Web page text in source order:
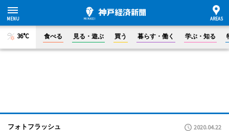
36°C 食べる 見る・遊ぶ 買う 暮らす・働く 学ぶ・知る
フォトフラッシュ 2020.04.22